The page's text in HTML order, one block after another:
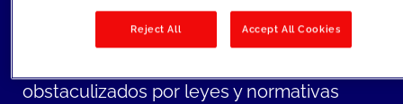
más, las marcas de moda y lujo se
enfrentan al creciente reto de los puntos
obstaculizados por leyes y normativas
Reject All Accept All Cookies